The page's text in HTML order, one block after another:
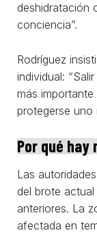
deshidratación
conciencia”.
Rodríguez
individual:
más
protegerse uno
Por qué hay
Las
del brote
anteriores. La
afectada en